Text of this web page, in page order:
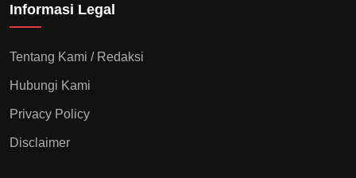
Informasi Legal
Tentang Kami / Redaksi
Hubungi Kami
Privacy Policy
Disclaimer